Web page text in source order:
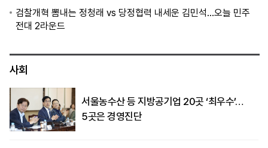
검찰개혁 뽐내는 정청래 vs 당정협력 내세운 김민석…오늘 민주
전대 2라운드
사회
서울농수산 등 지방공기업 20곳 ‘최우수’…
5곳은 경영진단